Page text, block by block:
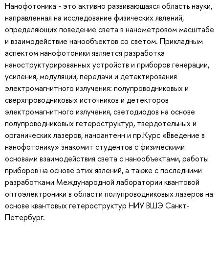
Нанофотоника - это активно развивающаяся область науки,
направленная на исследование физических явлений,
определяющих поведение света в нанометровом масштабе
и взаимодействие нанообъектов со светом. Прикладным
аспектом нанофотоники является разработка
наноструктурированных устройств и приборов генерации,
усиления, модуляции, передачи и детектирования
электромагнитного излучения: полупроводниковых и
сверхпроводниковых источников и детекторов
электромагнитного излучения, светодиодов на основе
полупроводниковых гетероструктур, твердотельных и
органических лазеров, наноантенн и пр.Курс «Введение в
нанофотонику» знакомит студентов с физическими
основами взаимодействия света с нанообъектами, работы
приборов на основе этих явлений, а также с последними
разработками Международной лаборатории квантовой
оптоэлектроники в области полупроводниковых лазеров на
основе квантовых гетероструктур НИУ ВШЭ Санкт-
Петербург.